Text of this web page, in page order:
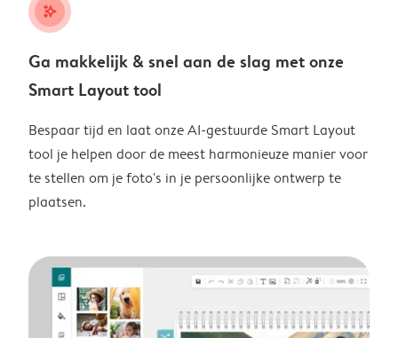
stars_plus
Ga makkelijk & snel aan de slag met onze
Smart Layout tool
Bespaar tijd en laat onze AI-gestuurde Smart Layout
tool je helpen door de meest harmonieuze manier voor
te stellen om je foto's in je persoonlijke ontwerp te
plaatsen.